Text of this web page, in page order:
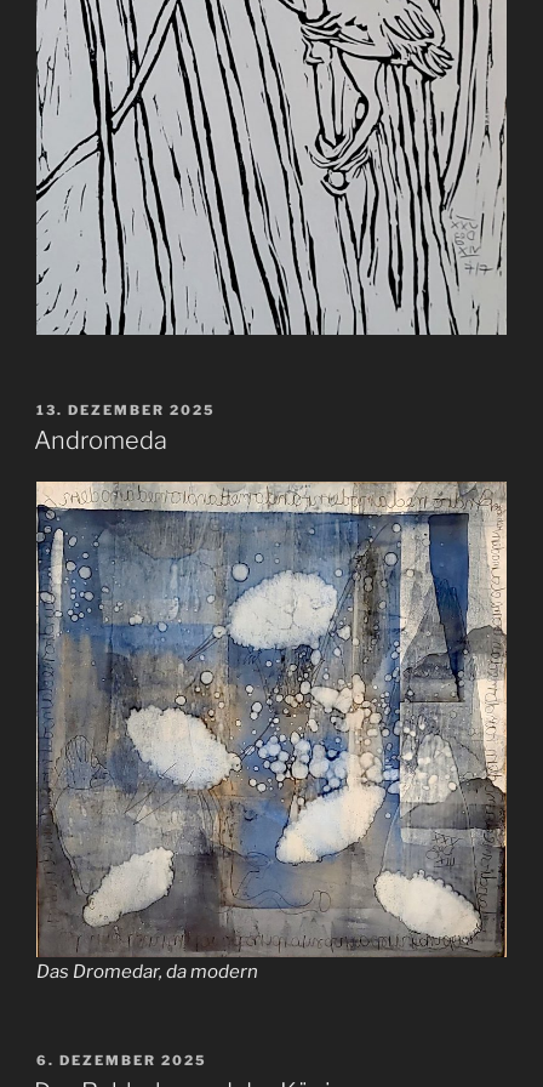
VERÖFFENTLICHT
AM
13. DEZEMBER 2025
Andromeda
Das Dromedar, da modern
VERÖFFENTLICHT
AM
6. DEZEMBER 2025